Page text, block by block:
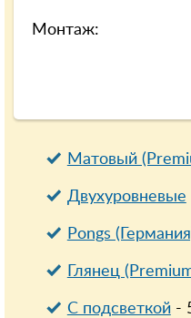
Монтаж:
Матовый
Двухуровневые
Pongs
Глянец
С подсветкой-